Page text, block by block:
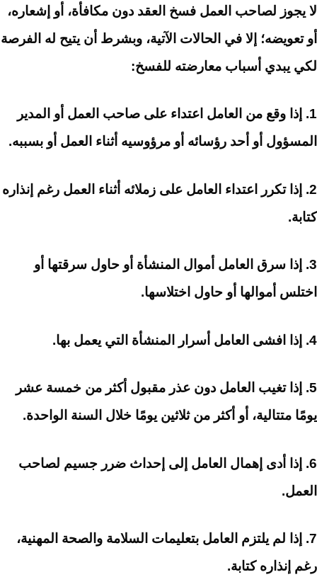
لا يجوز لصاحب العمل فسخ العقد دون مكافأة، أو إشعاره،
أو تعويضه؛ إلا في الحالات الآتية، وبشرط أن يتيح له الفرصة
لكي يبدي أسباب معارضته للفسخ:
1. إذا وقع من العامل اعتداء على صاحب العمل أو المدير
المسؤول أو أحد رؤسائه أو مرؤوسيه أثناء العمل أو بسببه.
2. إذا تكرر اعتداء العامل على زملائه أثناء العمل رغم إنذاره
كتابة.
3. إذا سرق العامل أموال المنشأة أو حاول سرقتها أو
اختلس أموالها أو حاول اختلاسها.
4. إذا افشى العامل أسرار المنشأة التي يعمل بها.
5. إذا تغيب العامل دون عذر مقبول أكثر من خمسة عشر
يومًا متتالية، أو أكثر من ثلاثين يومًا خلال السنة الواحدة.
6. إذا أدى إهمال العامل إلى إحداث ضرر جسيم لصاحب
العمل.
7. إذا لم يلتزم العامل بتعليمات السلامة والصحة المهنية،
رغم إنذاره كتابة.